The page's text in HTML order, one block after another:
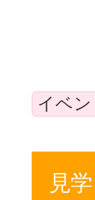
イベン
見